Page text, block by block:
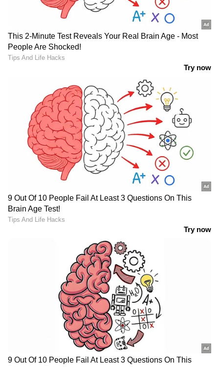
അംഗീകൃത
മാധ്യമപ്രവർത്തകരുടെയും
മാധ്യമസ്ഥാപനങ്ങളുടെയും ട്വിറ്ററില്‍ പോസ്റ്റ്
ചെയ്ത ഉള്ളടക്കം നീക്കം ചെയ്യാൻ
ആഗോളതലത്തിൽ നിയമപരമായ നീക്കങ്ങൾ
ഏറ്റവും കൂടുതൽ നടത്തിയ രാജ്യങ്ങള്‍ ഇന്ത്യ
മുന്നിലെന്ന് റിപ്പോർട്ട്. 2021 ജൂലൈ-ഡിസംബർ
കാലയളവിലെ ട്വിറ്റർ പരിശോധിച്ചതിന്‍റെ
പ്ലാറ്റ്‌ഫോം ഈ റിപ്പോർട്ട് പുറത്തു വിട്ടത്.
2021 ലെ അവസാന ആറുമാസക്കാലയളവിൽ
ഉള്ളടക്കങ്ങൾ നീക്കം ചെയ്യണമെന്ന്
ആവശ്യപ്പെട്ട് അഞ്ചു രാജ്യങ്ങളാണ്
രംഗത്തെത്തിയത്. ഇന്ത്യയും അമേരിക്കയും
ഇക്കൂട്ടത്തിലുണ്ട്. ലോകമെമ്പാടുമുള്ള
അംഗീകൃത മാധ്യമപ്രവർത്തകരുടെയും
മാധ്യമസ്ഥാപനങ്ങളുടെയും 349
അക്കൗണ്ടുകളിലെ ഉള്ളടക്കം നീക്കം
ചെയ്യുന്നത് സംബന്ധിച്ച് 326 തവണ